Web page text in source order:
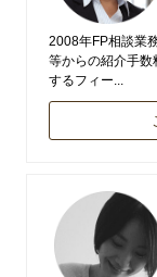
2008年FP相談業
等からの紹介手数
するフィー...